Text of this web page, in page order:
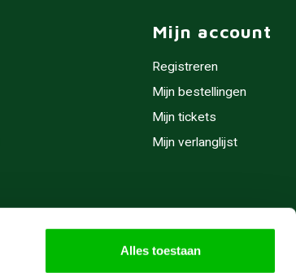
Alles toestaan
Mijn account
Registreren
Mijn bestellingen
Mijn tickets
Mijn verlanglijst